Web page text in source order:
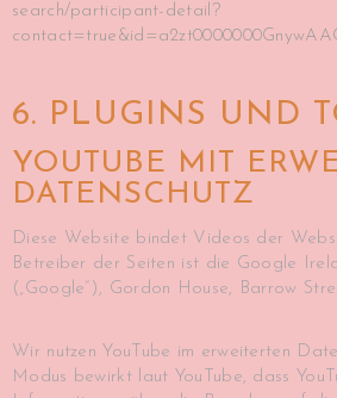
search/participant-detail?
6. PLUGINS UND
YOUTUBE MIT
DATENSCHUTZ
Diese Website bindet Videos der
Betreiber der Seiten ist die Google
(„Google“), Gordon House, Barrow
Wir nutzen YouTube im erweiterten
Modus bewirkt laut YouTube, dass